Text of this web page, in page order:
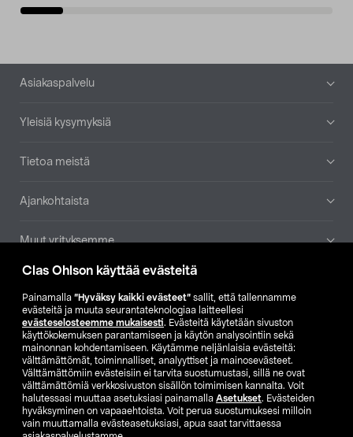
Clas Ohlson käyttää evästeitä
Painamalla ”Hyväksy kaikki evästeet” sallit, että tallennamme
evästeitä ja muuta seurantateknologiaa laitteellesi
evästeselosteemme mukaisesti. Evästeitä käytetään sivuston
käyttökokemuksen parantamiseen ja käytön analysointiin sekä
mainonnan kohdentamiseen. Käytämme neljänlaisia evästeitä:
välttämättömät, toiminnalliset, analyyttiset ja mainosevästeet.
Välttämättömiin evästeisiin ei tarvita suostumustasi, sillä ne ovat
välttämättömiä verkkosivuston sisällön toimimisen kannalta. Voit
halutessasi muuttaa asetuksiasi painamalla Asetukset. Evästeiden
hyväksyminen on vapaaehtoista. Voit perua suostumuksesi milloin
vain muuttamalla evästeasetuksiasi, apua saat tarvittaessa
Alatunniste
Asiakaspalvelu
Yleisiä kysymyksiä
Tietoa meistä
Ajankohtaista
Muut yrityksemme
Etsi myymälä
SE NO FI
FI SV